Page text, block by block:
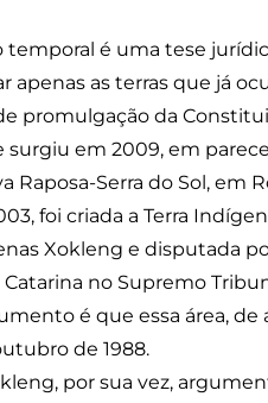
temporal é uma tese
apenas as terras que já
promulgação da
surgiu em 2009, em
Raposa-Serra do Sol, em
foi criada a Terra
Xokleng e disputada
Catarina no Supremo
é que essa área,
de 1988.
por sua vez,